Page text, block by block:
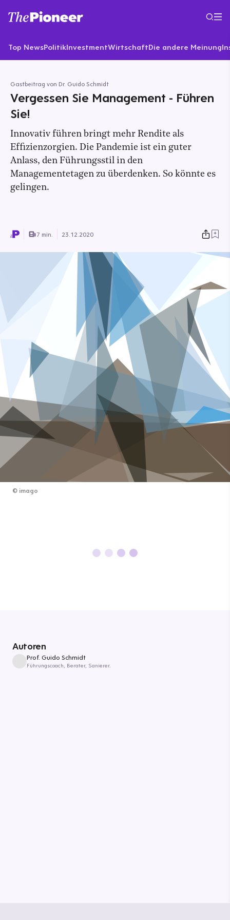
Top NewsPolitikInvestmentWirtschaftDie andere Meinung
Gastbeitrag von Dr. Guido Schmidt
Vergessen Sie Management - Führen
Sie!
Innovativ führen bringt mehr Rendite als
Effizienzorgien. Die Pandemie ist ein guter
Anlass, den Führungsstil in den
Managementetagen zu überdenken. So könnte es
gelingen.
7 min. 23.12.2020
© imago
Autoren
Prof. Guido Schmidt
Führungscoach, Berater, Sanierer.